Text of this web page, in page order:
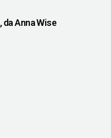
da Anna Wise